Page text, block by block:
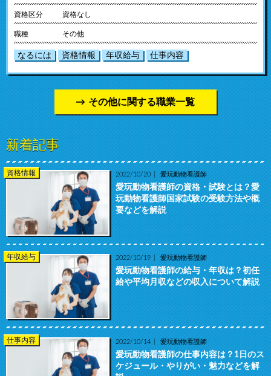
資格区分 資格なし
職種 その他
なるには 資格情報 年収給与 仕事内容
その他に関する職業一覧
新着記事
資格情報 2022/10/20 愛玩動物看護師
愛玩動物看護師の資格・試験とは？愛
玩動物看護師国家試験の受験方法や概
要などを解説
年収給与 2022/10/19 愛玩動物看護師
愛玩動物看護師の給与・年収は？初任
給や平均月収などの収入について解説
仕事内容 2022/10/14 愛玩動物看護師
愛玩動物看護師の仕事内容は？1日のス
ケジュール・やりがい・魅力などを解